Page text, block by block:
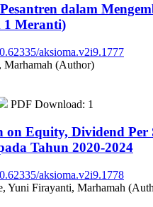
dalam
1 Meranti)
aksioma.v2i9.1777
Marhamah (Author)
PDF Download: 1
on Equity, Dividend
Tahun 2020-2024
aksioma.v2i9.1778
Yuni Firayanti, Marhamah